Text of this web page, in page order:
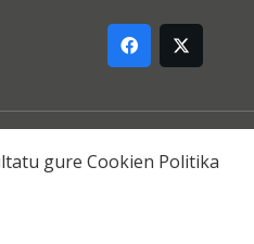
gure Cookien Politika